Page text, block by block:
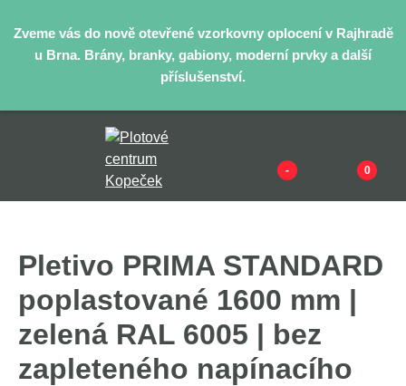
Zveme vás do nově otevřené vzorkovny oplocení v Rajhradě
u Brna. Brány, branky, gabiony, moderní prvky a další
příslušenství.
- 0
Pletivo PRIMA STANDARD
poplastované 1600 mm |
zelená RAL 6005 | bez
zapleteného napínacího